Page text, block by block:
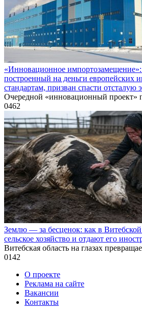
«Инновационное
построенный на деньги европейских
стандартам, призван спасти отсталую
Очередной «инновационный проект»
0462
Землю — за бесценок: как в Витебской
сельское хозяйство и отдают его
Витебская область на глазах
0142
О проекте
Реклама на сайте
Вакансии
Контакты